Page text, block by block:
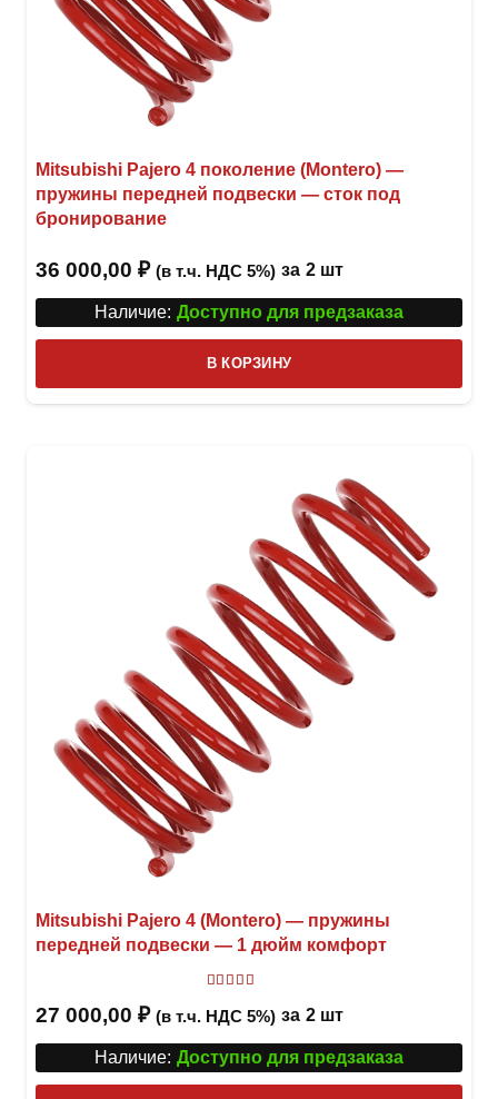
Mitsubishi Pajero 4 поколение (Montero) —
пружины передней подвески — сток под
бронирование
36 000,00 ₽ (в т.ч. НДС 5%) за 2 шт
Наличие: Доступно для предзаказа
В КОРЗИНУ
Mitsubishi Pajero 4 (Montero) — пружины
передней подвески — 1 дюйм комфорт
27 000,00 ₽ (в т.ч. НДС 5%) за 2 шт
Наличие: Доступно для предзаказа